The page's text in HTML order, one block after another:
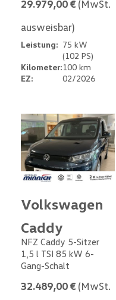
29.979,00 € (MwSt.
ausweisbar)
Leistung: 75 kW
(102 PS)
Kilometer:100 km
EZ:
02/2026
Volkswagen
Caddy
NFZ Caddy 5-Sitzer
1,5 l TSI 85 kW 6-
Gang-Schalt
32.489,00 € (MwSt.